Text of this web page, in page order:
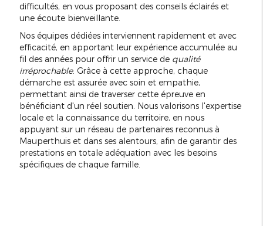
difficultés, en vous proposant des conseils éclairés et
une écoute bienveillante.
Nos équipes dédiées interviennent rapidement et avec
efficacité, en apportant leur expérience accumulée au
fil des années pour offrir un service de qualité
irréprochable. Grâce à cette approche, chaque
démarche est assurée avec soin et empathie,
permettant ainsi de traverser cette épreuve en
bénéficiant d'un réel soutien. Nous valorisons l'expertise
locale et la connaissance du territoire, en nous
appuyant sur un réseau de partenaires reconnus à
Mauperthuis et dans ses alentours, afin de garantir des
prestations en totale adéquation avec les besoins
spécifiques de chaque famille.